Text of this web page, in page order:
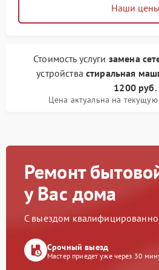
Наши цены
Стоимость услуги замена
устройства стиральная
1200 руб.
Цена актуальна на
Ремонт
у Вас дома
С выездом
Срочный выезд
Мастер приедет уже через 30